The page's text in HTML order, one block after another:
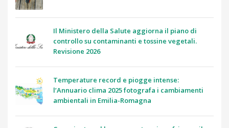
Il Ministero della Salute aggiorna il piano di
controllo su contaminanti e tossine vegetali.
Revisione 2026
Temperature record e piogge intense:
l’Annuario clima 2025 fotografa i cambiamenti
ambientali in Emilia-Romagna